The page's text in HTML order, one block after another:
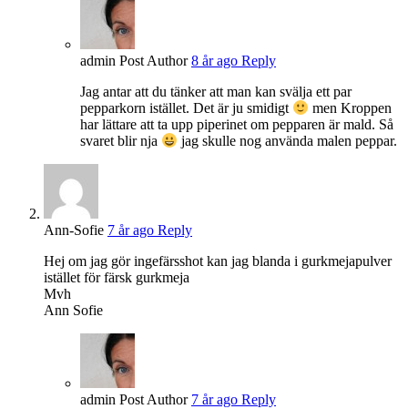
admin Post Author 8 år ago Reply
Jag antar att du tänker att man kan svälja ett par
pepparkorn istället. Det är ju smidigt
men Kroppen
har lättare att ta upp piperinet om pepparen är mald. Så
svaret blir nja
jag skulle nog använda malen peppar.
Ann-Sofie 7 år ago Reply
Hej om jag gör ingefärsshot kan jag blanda i gurkmejapulver
istället för färsk gurkmeja
Mvh
Ann Sofie
admin Post Author 7 år ago Reply